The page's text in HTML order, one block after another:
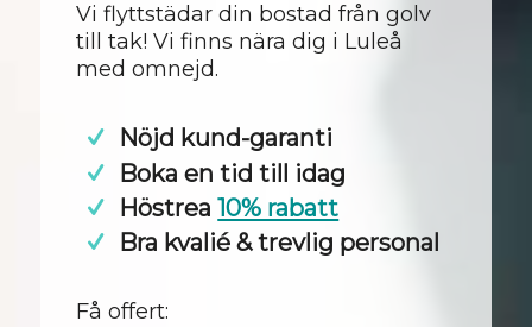
Vi flyttstädar din bostad från golv
till tak! Vi finns nära dig i Luleå
med omnejd.
Nöjd kund-garanti
Boka en tid till idag
Höstrea10% rabatt
Bra kvalié & trevlig personal
Få offert: